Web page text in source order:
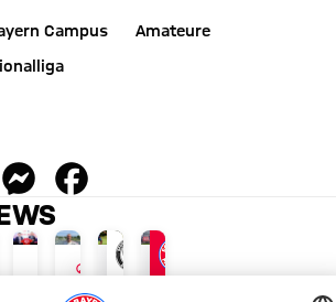
Campus
Amateure
LOOK
BAYERN TV PLUS
VERTRAG BIS 2028
TOUR TALK
INTERVIEW
REGIONALLIGA BAYERN
REGIONALLIGA BAYERN